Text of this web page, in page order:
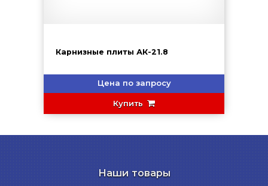
Карнизные плиты АК-21.8
Цена по запросу
Купить
Наши товары